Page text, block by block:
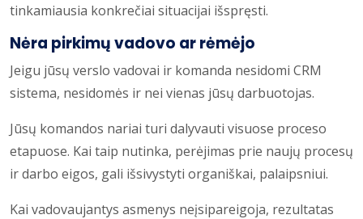
tinkamiausia konkrečiai situacijai išspręsti.
Nėra pirkimų vadovo ar rėmėjo
Jeigu jūsų verslo vadovai ir komanda nesidomi CRM
sistema, nesidomės ir nei vienas jūsų darbuotojas.
Jūsų komandos nariai turi dalyvauti visuose proceso
etapuose. Kai taip nutinka, perėjimas prie naujų procesų
ir darbo eigos, gali išsivystyti organiškai, palaipsniui.
Kai vadovaujantys asmenys neįsipareigoja, rezultatas